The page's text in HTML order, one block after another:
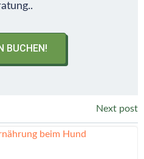
BUCHEN!
navigation
Next post